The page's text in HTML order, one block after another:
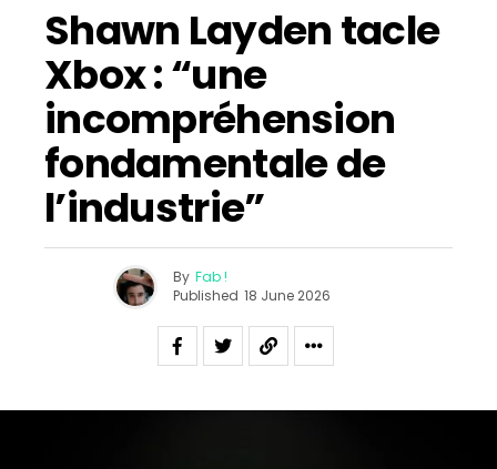
Shawn Layden tacle
Xbox : “une
incompréhension
fondamentale de
l’industrie”
By Fab !
Published 18 June 2026